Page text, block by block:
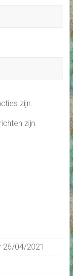
zijn.
zijn.
26/04/2021